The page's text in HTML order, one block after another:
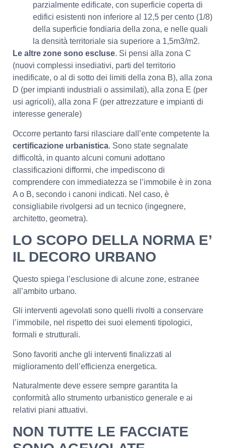
parzialmente edificate, con superficie coperta di
edifici esistenti non inferiore al 12,5 per cento (1/8)
della superficie fondiaria della zona, e nelle quali
la densità territoriale sia superiore a 1,5m3/m2.
Le altre zone sono escluse. Si pensi alla zona C
(nuovi complessi insediativi, parti del territorio
inedificate, o al di sotto dei limiti della zona B), alla zona
D (per impianti industriali o assimilati), alla zona E (per
usi agricoli), alla zona F (per attrezzature e impianti di
interesse generale)
Occorre pertanto farsi rilasciare dall’ente competente la
certificazione urbanistica. Sono state segnalate
difficoltà, in quanto alcuni comuni adottano
classificazioni difformi, che impediscono di
comprendere con immediatezza se l’immobile è in zona
A o B, secondo i canoni indicati. Nel caso, è
consigliabile rivolgersi ad un tecnico (ingegnere,
architetto, geometra).
LO SCOPO DELLA NORMA E’
IL DECORO URBANO
Questo spiega l’esclusione di alcune zone, estranee
all’ambito urbano.
Gli interventi agevolati sono quelli rivolti a conservare
l’immobile, nel rispetto dei suoi elementi tipologici,
formali e strutturali.
Sono favoriti anche gli interventi finalizzati al
miglioramento dell’efficienza energetica.
Naturalmente deve essere sempre garantita la
conformità allo strumento urbanistico generale e ai
relativi piani attuativi.
NON TUTTE LE FACCIATE